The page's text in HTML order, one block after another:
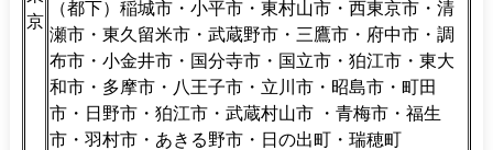
京
（都下）稲城市・小平市・東村山市・西東京市・清
瀬市・東久留米市・武蔵野市・三鷹市・府中市・調
布市・小金井市・国分寺市・国立市・狛江市・東大
和市・多摩市・八王子市・立川市・昭島市・町田
市・日野市・狛江市・武蔵村山市 ・青梅市・福生
市・羽村市・あきる野市・日の出町・瑞穂町